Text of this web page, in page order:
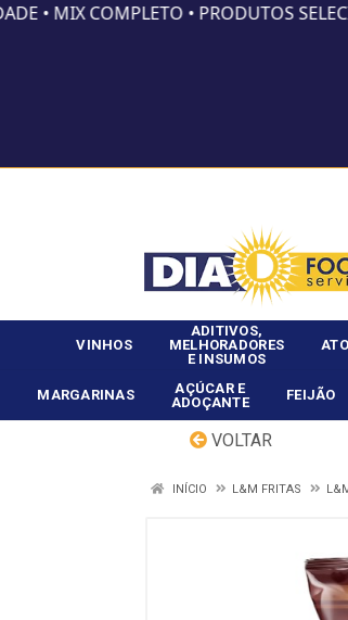
• MIX COMPLETO • PRODUTOS
VINHOS
ADITIVOS,
MELHORADORES
E INSUMOS
MARGARINAS
AÇÚCAR E
ADOÇANTE
FEIJÃO
VOLTAR
INÍCIO L&M FRITAS